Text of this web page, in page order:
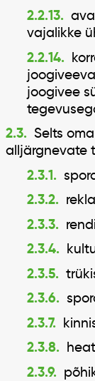
vajalikke
joogivee
Selts
alljärgnevate